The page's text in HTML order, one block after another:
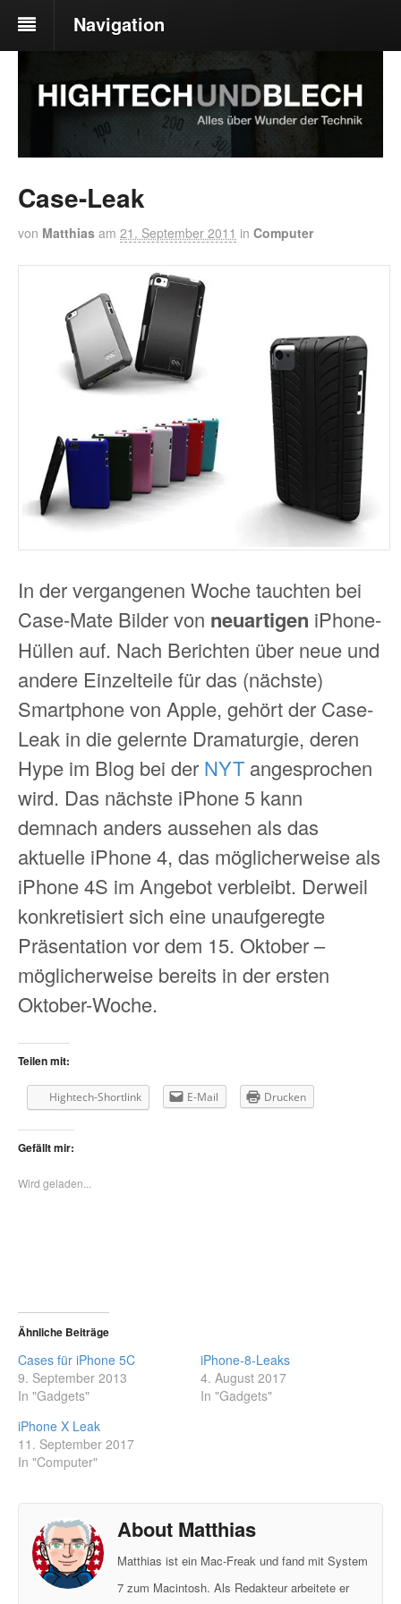
Navigation
Case-Leak
von Matthias am 21. September 2011 in Computer
In der vergangenen Woche tauchten bei
Case-Mate Bilder von neuartigen iPhone-
Hüllen auf. Nach Berichten über neue und
andere Einzelteile für das (nächste)
Smartphone von Apple, gehört der Case-
Leak in die gelernte Dramaturgie, deren
Hype im Blog bei der NYT angesprochen
wird. Das nächste iPhone 5 kann
demnach anders aussehen als das
aktuelle iPhone 4, das möglicherweise als
iPhone 4S im Angebot verbleibt. Derweil
konkretisiert sich eine unaufgeregte
Präsentation vor dem 15. Oktober –
möglicherweise bereits in der ersten
Oktober-Woche.
Teilen mit:
Hightech-Shortlink E-Mail Drucken
Gefällt mir:
Wird geladen...
Ähnliche Beiträge
Cases für iPhone 5C
9. September 2013
In "Gadgets"
iPhone-8-Leaks
4. August 2017
In "Gadgets"
iPhone X Leak
11. September 2017
In "Computer"
About Matthias
Matthias ist ein Mac-Freak und fand mit System
7 zum Macintosh. Als Redakteur arbeitete er